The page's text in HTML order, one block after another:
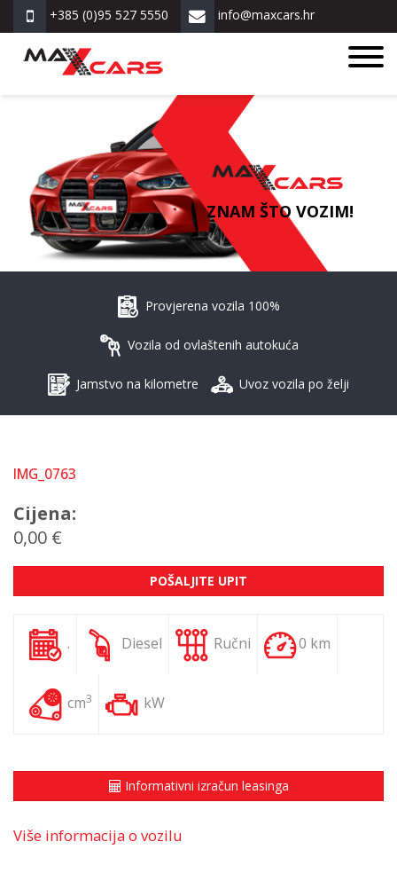
+385 (0)95 527 5550 info@maxcars.hr
ZNAM ŠTO VOZIM!
Provjerena vozila 100%
Vozila od ovlaštenih autokuća
Jamstvo na kilometre Uvoz vozila po želji
IMG_0763
Cijena:
0,00 €
POŠALJITE UPIT
. Diesel Ručni 0 km
cm3 kW
Informativni izračun leasinga
Više informacija o vozilu